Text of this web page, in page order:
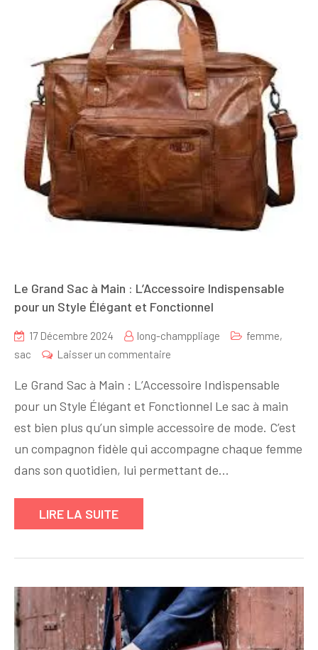
Le Grand Sac à Main : L’Accessoire Indispensable
pour un Style Élégant et Fonctionnel
17 Décembre 2024 long-champpliage femme,
sac
Laisser un commentaire
Grand
Sac
à
Main
Style
et
Fonctionnel
Le Grand Sac à Main : L’Accessoire Indispensable
pour un Style Élégant et Fonctionnel Le sac à main
est bien plus qu’un simple accessoire de mode. C’est
un compagnon fidèle qui accompagne chaque femme
dans son quotidien, lui permettant de…
LIRE LA SUITE